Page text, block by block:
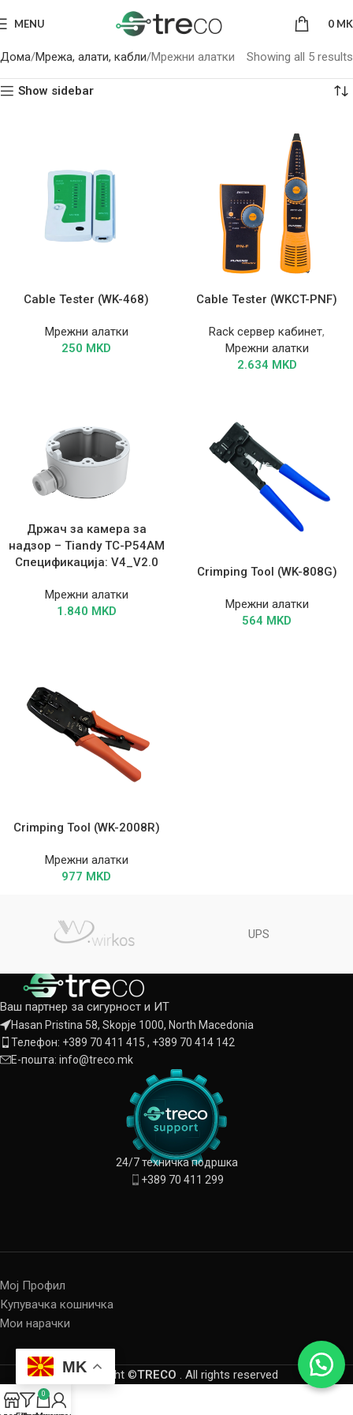
MENU 0
Дома Мрежа, алати, кабли Мрежни алатки Showing all 5 results
Show sidebar
Cable Tester (WK-468)
Мрежни алатки
250 MKD
Cable Tester (WKCT-PNF)
Rack сервер кабинет,
Мрежни алатки
2.634 MKD
Држач за камера за
надзор – Tiandy TC-P54AM
Спецификација: V4_V2.0
Мрежни алатки
1.840 MKD
Crimping Tool (WK-808G)
Мрежни алатки
564 MKD
Crimping Tool (WK-2008R)
Мрежни алатки
977 MKD
UPS
Ваш партнер за сигурност и ИТ
Hasan Pristina 58, Skopje 1000, North Macedonia
Телефон: +389 70 411 415 , +389 70 414 142
Е-пошта: info@treco.mk
24/7 техничка подршка
+389 70 411 299
Мој Профил
Купувачка кошничка
Мои нарачки
Copyright ©TRECO . All rights reserved
MK
0